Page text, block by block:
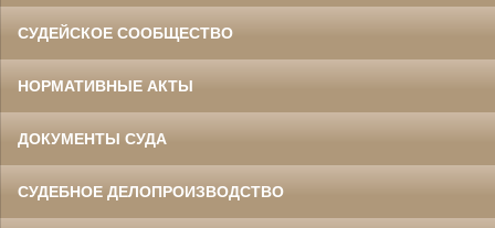
СУДЕЙСКОЕ СООБЩЕСТВО
НОРМАТИВНЫЕ АКТЫ
ДОКУМЕНТЫ СУДА
СУДЕБНОЕ ДЕЛОПРОИЗВОДСТВО